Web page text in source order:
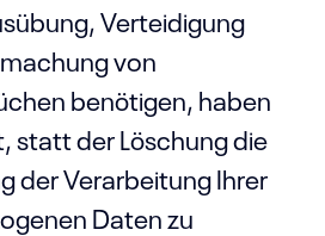
Verteidigung
von
benötigen, haben
statt der Löschung die
der Verarbeitung Ihrer
Daten zu